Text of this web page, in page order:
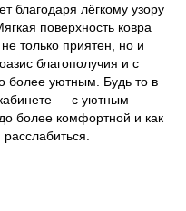
благодаря лёгкому узору
поверхность ковра
только приятен, но и
благополучия и с
более уютным. Будь то в
— с уютным
более комфортной и как